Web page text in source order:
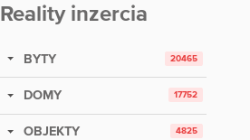
Reality inzercia
BYTY 20465
DOMY 17752
OBJEKTY 4825